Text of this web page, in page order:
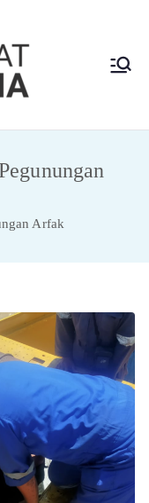
Berat
Indon
esia
Jasa Sewa Alat
Arfak